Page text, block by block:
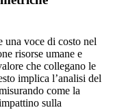
una voce di costo nel
risorse umane e
che collegano le
implica l’analisi del
come la
sulla